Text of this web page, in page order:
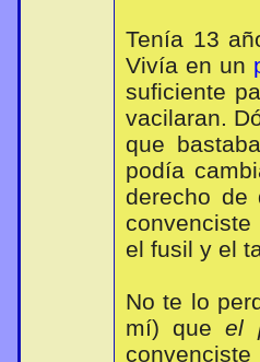
Tenía 13
Vivía en un
suficiente
vacilaran.
que
podía
derecho de
el fusil y el
No te lo
mí) queel